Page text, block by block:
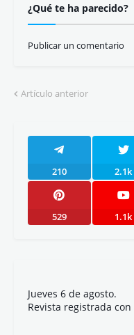
¿Qué te ha parecido?
Publicar un comentario
Artículo anterior
210 2.1k
529 1.1k
Jueves 6 de agosto.
Revista registrada con